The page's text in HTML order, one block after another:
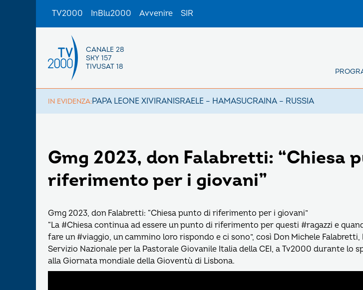
TV2000 InBlu2000 Avvenire SIR
CANALE 28
SKY 157
TIVUSAT 18
IN EVIDENZA:PAPA LEONE XIVIRANISRAELE – HAMASUCRAINA – RUSSIA
Gmg 2023, don Falabretti: “Chiesa
riferimento per i giovani”
Gmg 2023, don Falabretti: “Chiesa punto di riferimento per i giovani”
“La #Chiesa continua ad essere un punto di riferimento per questi #ragazzi e
fare un #viaggio, un cammino loro rispondo e ci sono”, così Don Michele
Servizio Nazionale per la Pastorale Giovanile Italia della CEI, a Tv2000 durante lo
alla Giornata mondiale della Gioventù di Lisbona.